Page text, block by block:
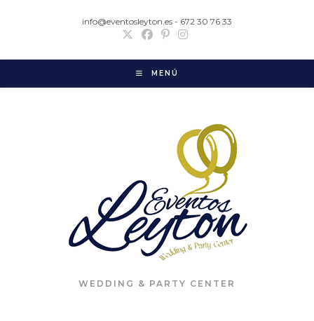
info@eventosleyton.es - 672 30 76 33
MENÚ
WEDDING & PARTY CENTER